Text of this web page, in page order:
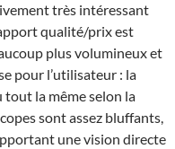
très intéressant
qualité/prix est
plus volumineux et
pour l’utilisateur : la
tout la même selon la
sont assez bluffants,
une vision directe